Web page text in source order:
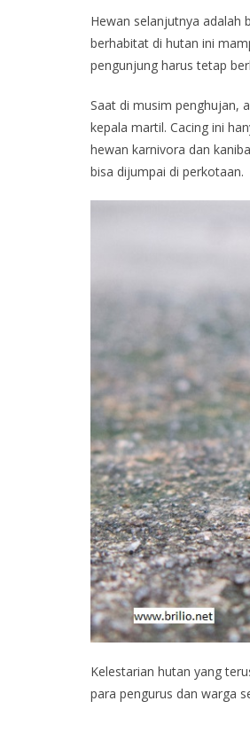
Hewan selanjutnya adalah
berhabitat di hutan ini
pengunjung harus tetap
Saat di musim penghujan,
kepala martil. Cacing ini
hewan karnivora dan
bisa dijumpai di perkotaan.
Kelestarian hutan yang
para pengurus dan warga